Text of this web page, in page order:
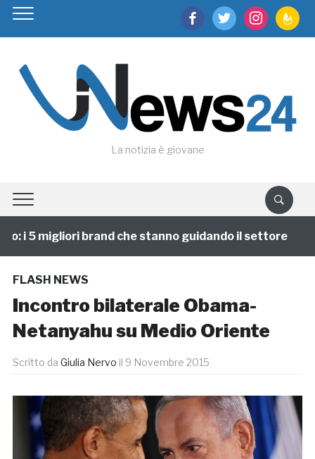
facebooktwitter instagram
La notizia è giovane
i 5 migliori brand che stanno guidando il settore
FLASH NEWS
Incontro bilaterale Obama-
Netanyahu su Medio Oriente
Scritto da Giulia Nervo il 9 Novembre 2015